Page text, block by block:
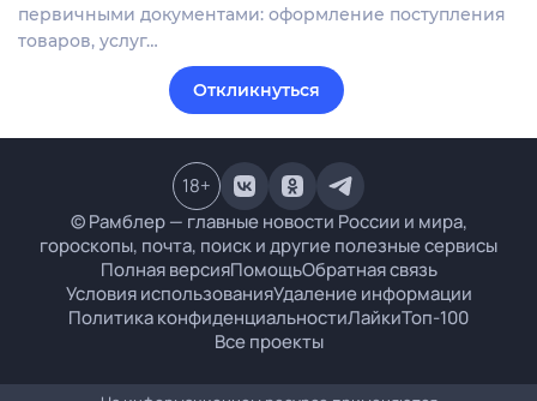
первичными документами: оформление поступления
товаров, услуг…
Откликнуться
© Рамблер — главные новости России и мира,
гороскопы, почта, поиск и другие полезные сервисы
Полная версияПомощьОбратная связь
Условия использованияУдаление информации
Политика конфиденциальностиЛайкиТоп-100
Все проекты
18+